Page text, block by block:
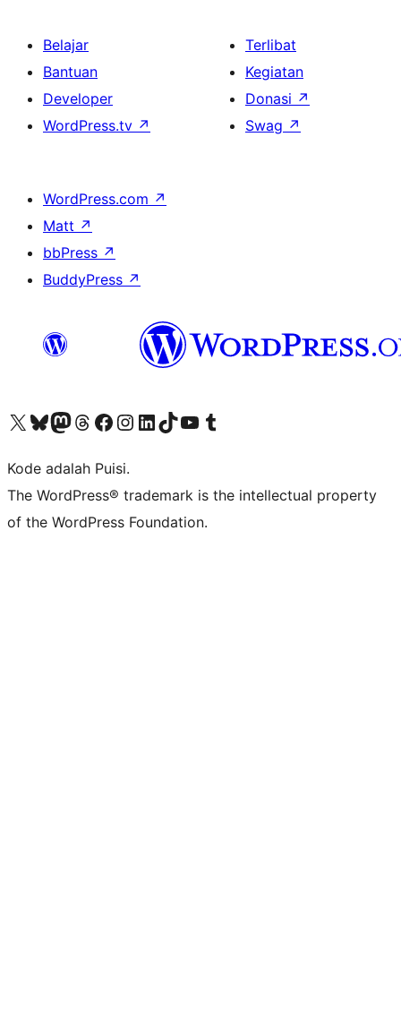
Belajar
Bantuan
Developer
WordPress.tv ↗
Terlibat
Kegiatan
Donasi ↗
Swag ↗
WordPress.com ↗
Matt ↗
bbPress ↗
BuddyPress ↗
Kunjungi akun X (sebelumnya Twitter) kamiVisit our Bluesky account
Kunjungi akun Mastodon kami
Visit our Threads account
Kunjungi halaman Facebook kamiKunjungi akun Instagram kamiKunjungi akun LinkedIn kami
Visit our TikTok account
Kunjungi channel YouTube kamiVisit our Tumblr account
Kode adalah Puisi.
The WordPress® trademark is the intellectual property
of the WordPress Foundation.